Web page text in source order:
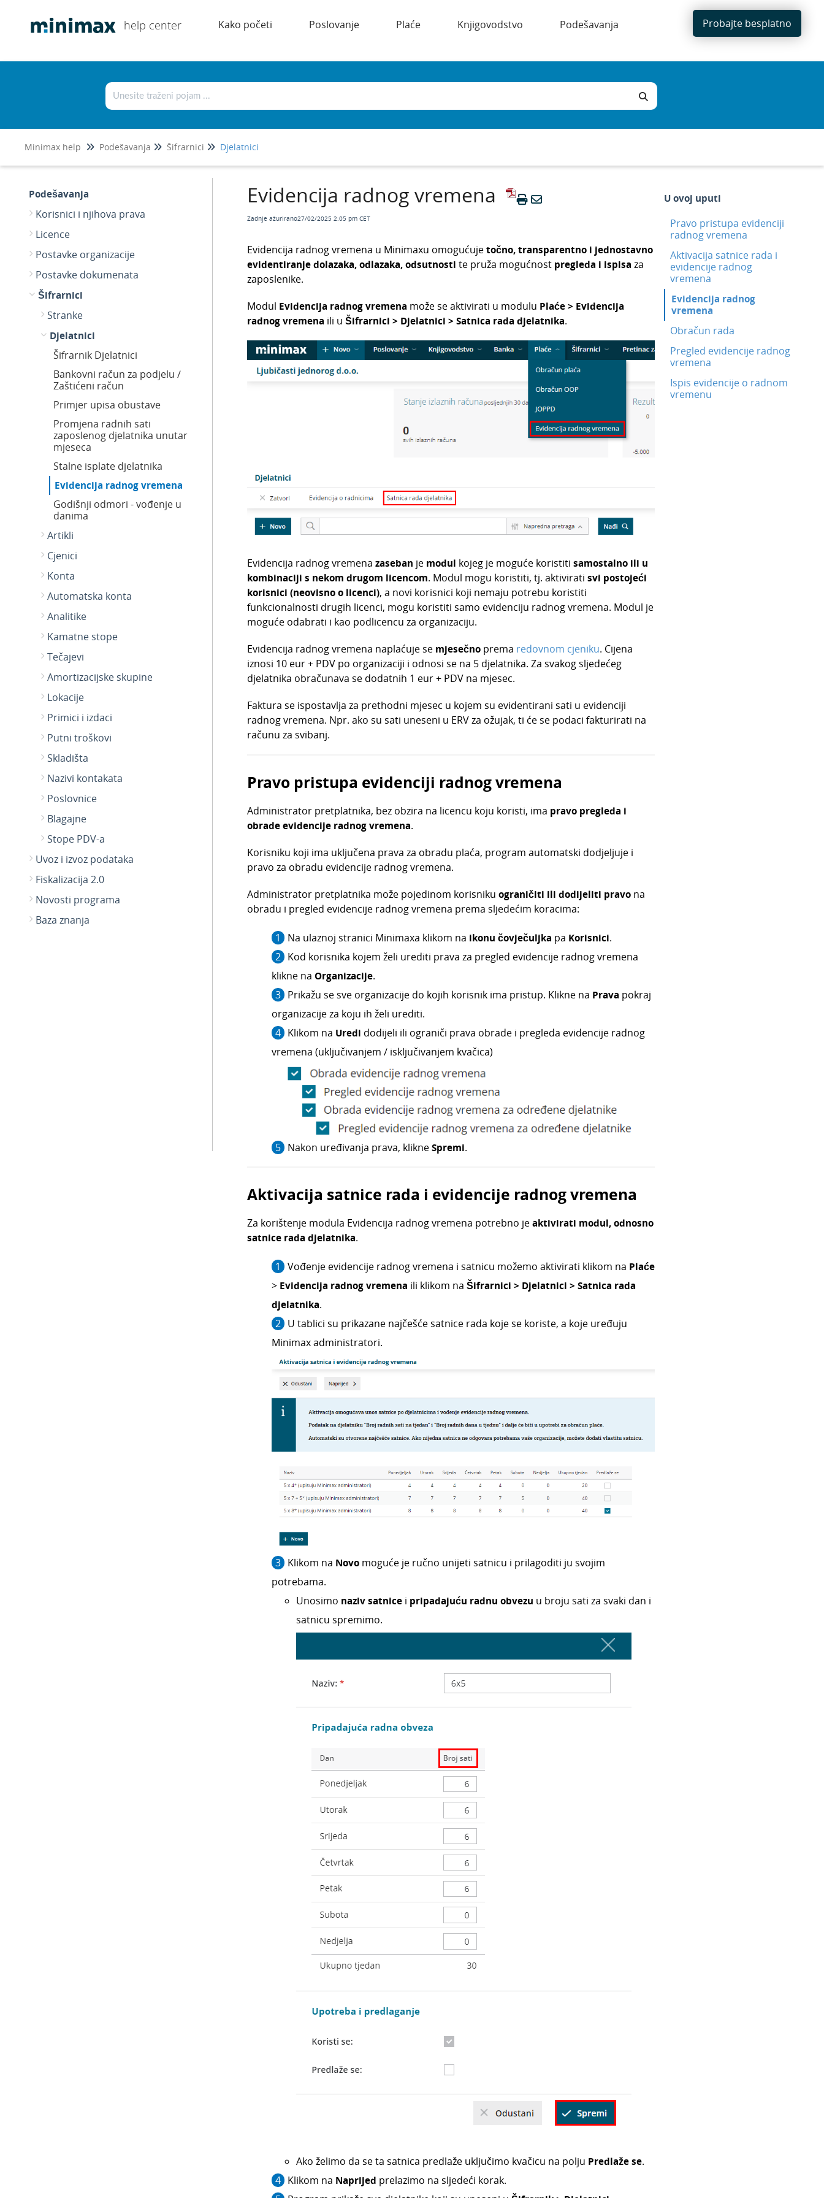
help center Kako početi Poslovanje Plaće Knjigovodstvo Podešavanja Probajte besplatno
Minimax help Podešavanja Šifrarnici Djelatnici
Podešavanja
Korisnici i njihova prava
Licence
Postavke organizacije
Postavke dokumenata
Šifrarnici
Stranke
Djelatnici
Šifrarnik Djelatnici
Bankovni račun za podjelu /
Zaštićeni račun
Primjer upisa obustave
Promjena radnih sati
zaposlenog djelatnika unutar
mjeseca
Stalne isplate djelatnika
Evidencija radnog vremena
Godišnji odmori - vođenje u
danima
Artikli
Cjenici
Konta
Automatska konta
Analitike
Kamatne stope
Tečajevi
Amortizacijske skupine
Lokacije
Primici i izdaci
Putni troškovi
Skladišta
Nazivi kontakata
Poslovnice
Blagajne
Stope PDV-a
Uvoz i izvoz podataka
Fiskalizacija 2.0
Novosti programa
Baza znanja
Evidencija radnog vremena
Zadnje ažurirano27/02/2025 2:05 pm CET
Evidencija radnog vremena u Minimaxu omogućujetočno, transparentno i jednostavno
evidentiranje dolazaka, odlazaka, odsutnosti te pruža mogućnost pregleda i ispisa za
zaposlenike.
Modul Evidencija radnog vremena može se aktivirati u modulu Plaće > Evidencija
radnog vremena ili u Šifrarnici > Djelatnici > Satnica rada djelatnika.
Evidencija radnog vremena zaseban je modul kojeg je moguće koristiti samostalno ili u
kombinaciji s nekom drugom licencom. Modul mogu koristiti, tj. aktivirati svi postojeći
korisnici (neovisno o licenci), a novi korisnici koji nemaju potrebu koristiti
funkcionalnosti drugih licenci, mogu koristiti samo evidenciju radnog vremena. Modul je
moguće odabrati i kao podlicencu za organizaciju.
Evidencija radnog vremena naplaćuje se mjesečno prema redovnom cjeniku. Cijena
iznosi 10 eur + PDV po organizaciji i odnosi se na 5 djelatnika. Za svakog sljedećeg
djelatnika obračunava se dodatnih 1 eur + PDV na mjesec.
Faktura se ispostavlja za prethodni mjesec u kojem su evidentirani sati u evidenciji
radnog vremena. Npr. ako su sati uneseni u ERV za ožujak, ti će se podaci fakturirati na
računu za svibanj.
Pravo pristupa evidenciji radnog vremena
Administrator pretplatnika, bez obzira na licencu koju koristi, ima pravo pregleda i
obrade evidencije radnog vremena.
Korisniku koji ima uključena prava za obradu plaća, program automatski dodjeljuje i
pravo za obradu evidencije radnog vremena.
Administrator pretplatnika može pojedinom korisniku ograničiti ili dodijeliti pravo na
obradu i pregled evidencije radnog vremena prema sljedećim koracima:
Na ulaznoj stranici Minimaxa klikom na ikonu čovječuljka pa Korisnici.
Kod korisnika kojem želi urediti prava za pregled evidencije radnog vremena
klikne na Organizacije.
Prikažu se sve organizacije do kojih korisnik ima pristup. Klikne na Prava pokraj
organizacije za koju ih želi urediti.
Klikom na Uredi dodijeli ili ograniči prava obrade i pregleda evidencije radnog
vremena (uključivanjem / isključivanjem kvačica)
Nakon uređivanja prava, klikneSpremi.
Aktivacija satnice rada i evidencije radnog vremena
Za korištenje modula Evidencija radnog vremena potrebno jeaktivirati modul, odnosno
satnice rada djelatnika.
Vođenje evidencije radnog vremena i satnicu možemo aktivirati klikom na Plaće
> Evidencija radnog vremena ili klikom na Šifrarnici > Djelatnici > Satnica rada
djelatnika.
U tablici su prikazane najčešće satnice rada koje se koriste, a koje uređuju
Minimax administratori.
Klikom na Novo moguće je ručno unijeti satnicu i prilagoditi ju svojim
potrebama.
Unosimo naziv satnice i pripadajuću radnu obvezu u broju sati za svaki dan i
satnicu spremimo.
Ako želimo da se ta satnica predlaže uključimo kvačicu na polju Predlaže se.
Klikom na Naprijed prelazimo na sljedeći korak.
U ovoj uputi
Pravo pristupa evidenciji
radnog vremena
Aktivacija satnice rada i
evidencije radnog
vremena
Evidencija radnog
vremena
Obračun rada
Pregled evidencije radnog
vremena
Ispis evidencije o radnom
vremenu